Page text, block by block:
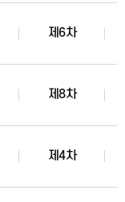
제6차
제8차
제4차